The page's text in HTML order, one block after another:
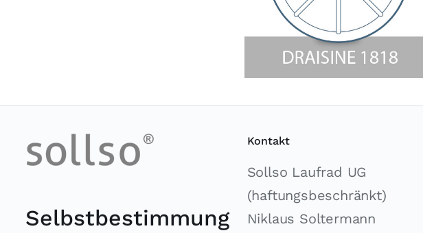
Selbstbestimmung
Kontakt
Sollso Laufrad UG
(haftungsbeschränkt)
Niklaus Soltermann